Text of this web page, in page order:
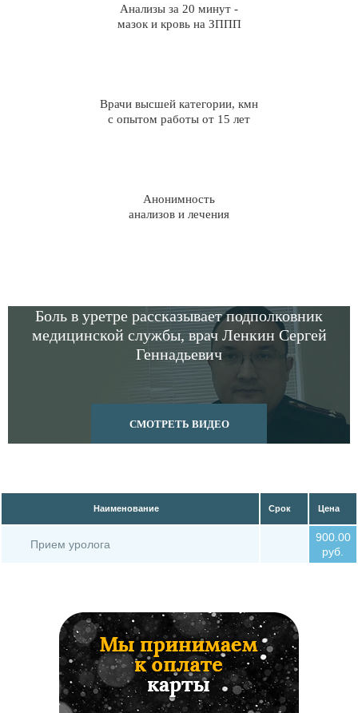
Анализы за 20 минут -
мазок и кровь на ЗППП
Врачи высшей категории, кмн
с опытом работы от 15 лет
Анонимность
анализов и лечения
Боль в уретре рассказывает подполковник
медицинской службы, врач Ленкин Сергей
Геннадьевич
Наименование Срок Цена
Прием уролога
900.00
руб.